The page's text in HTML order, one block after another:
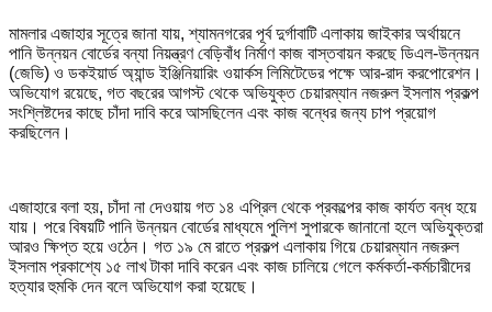
মামলার এজাহার সূত্রে জানা যায়, শ্যামনগরের পূর্ব দুর্গাবাটি এলাকায় জাইকার অর্থায়নে
পানি উন্নয়ন বোর্ডের বন্যা নিয়ন্ত্রণ বেড়িবাঁধ নির্মাণ কাজ বাস্তবায়ন করছে ডিএল-উন্নয়ন
(জেভি) ও ডকইয়ার্ড অ্যান্ড ইঞ্জিনিয়ারিং ওয়ার্কস লিমিটেডের পক্ষে আর-রাদ করপোরেশন।
অভিযোগ রয়েছে, গত বছরের আগস্ট থেকে অভিযুক্ত চেয়ারম্যান নজরুল ইসলাম প্রকল্প
সংশ্লিষ্টদের কাছে চাঁদা দাবি করে আসছিলেন এবং কাজ বন্ধের জন্য চাপ প্রয়োগ
করছিলেন।
এজাহারে বলা হয়, চাঁদা না দেওয়ায় গত ১৪ এপ্রিল থেকে প্রকল্পের কাজ কার্যত বন্ধ হয়ে
যায়। পরে বিষয়টি পানি উন্নয়ন বোর্ডের মাধ্যমে পুলিশ সুপারকে জানানো হলে অভিযুক্তরা
আরও ক্ষিপ্ত হয়ে ওঠেন। গত ১৯ মে রাতে প্রকল্প এলাকায় গিয়ে চেয়ারম্যান নজরুল
ইসলাম প্রকাশ্যে ১৫ লাখ টাকা দাবি করেন এবং কাজ চালিয়ে গেলে কর্মকর্তা-কর্মচারীদের
হত্যার হুমকি দেন বলে অভিযোগ করা হয়েছে।